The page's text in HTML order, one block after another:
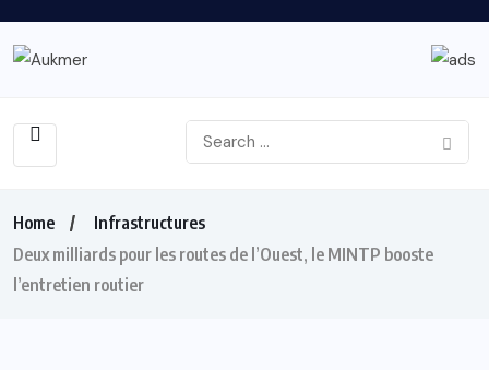
Home
Infrastructures
Deux milliards pour les routes de l’Ouest, le MINTP booste
l’entretien routier